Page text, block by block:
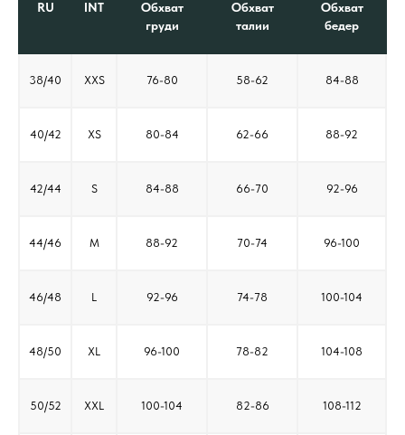
RU INT
Обхват
груди
Обхват
талии
Обхват
бедер
38/40 XXS 76-80 58-62 84-88
40/42 XS 80-84 62-66 88-92
42/44 S 84-88 66-70 92-96
44/46 M 88-92 70-74 96-100
46/48 L 92-96 74-78 100-104
48/50 XL 96-100 78-82 104-108
50/52 XXL 100-104 82-86 108-112